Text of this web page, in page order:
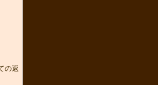
の返